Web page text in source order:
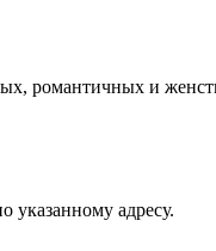
романтичных и
указанному адресу.